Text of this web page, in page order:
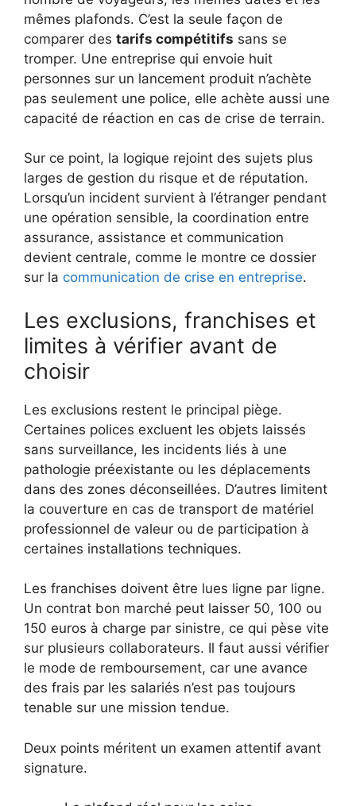
mêmes plafonds. C’est la seule façon de
comparer des tarifs compétitifs sans se
tromper. Une entreprise qui envoie huit
personnes sur un lancement produit n’achète
pas seulement une police, elle achète aussi une
capacité de réaction en cas de crise de terrain.
Sur ce point, la logique rejoint des sujets plus
larges de gestion du risque et de réputation.
Lorsqu’un incident survient à l’étranger pendant
une opération sensible, la coordination entre
assurance, assistance et communication
devient centrale, comme le montre ce dossier
sur la communication de crise en entreprise.
Les exclusions, franchises et
limites à vérifier avant de
choisir
Les exclusions restent le principal piège.
Certaines polices excluent les objets laissés
sans surveillance, les incidents liés à une
pathologie préexistante ou les déplacements
dans des zones déconseillées. D’autres limitent
la couverture en cas de transport de matériel
professionnel de valeur ou de participation à
certaines installations techniques.
Les franchises doivent être lues ligne par ligne.
Un contrat bon marché peut laisser 50, 100 ou
150 euros à charge par sinistre, ce qui pèse vite
sur plusieurs collaborateurs. Il faut aussi vérifier
le mode de remboursement, car une avance
des frais par les salariés n’est pas toujours
tenable sur une mission tendue.
Deux points méritent un examen attentif avant
signature.